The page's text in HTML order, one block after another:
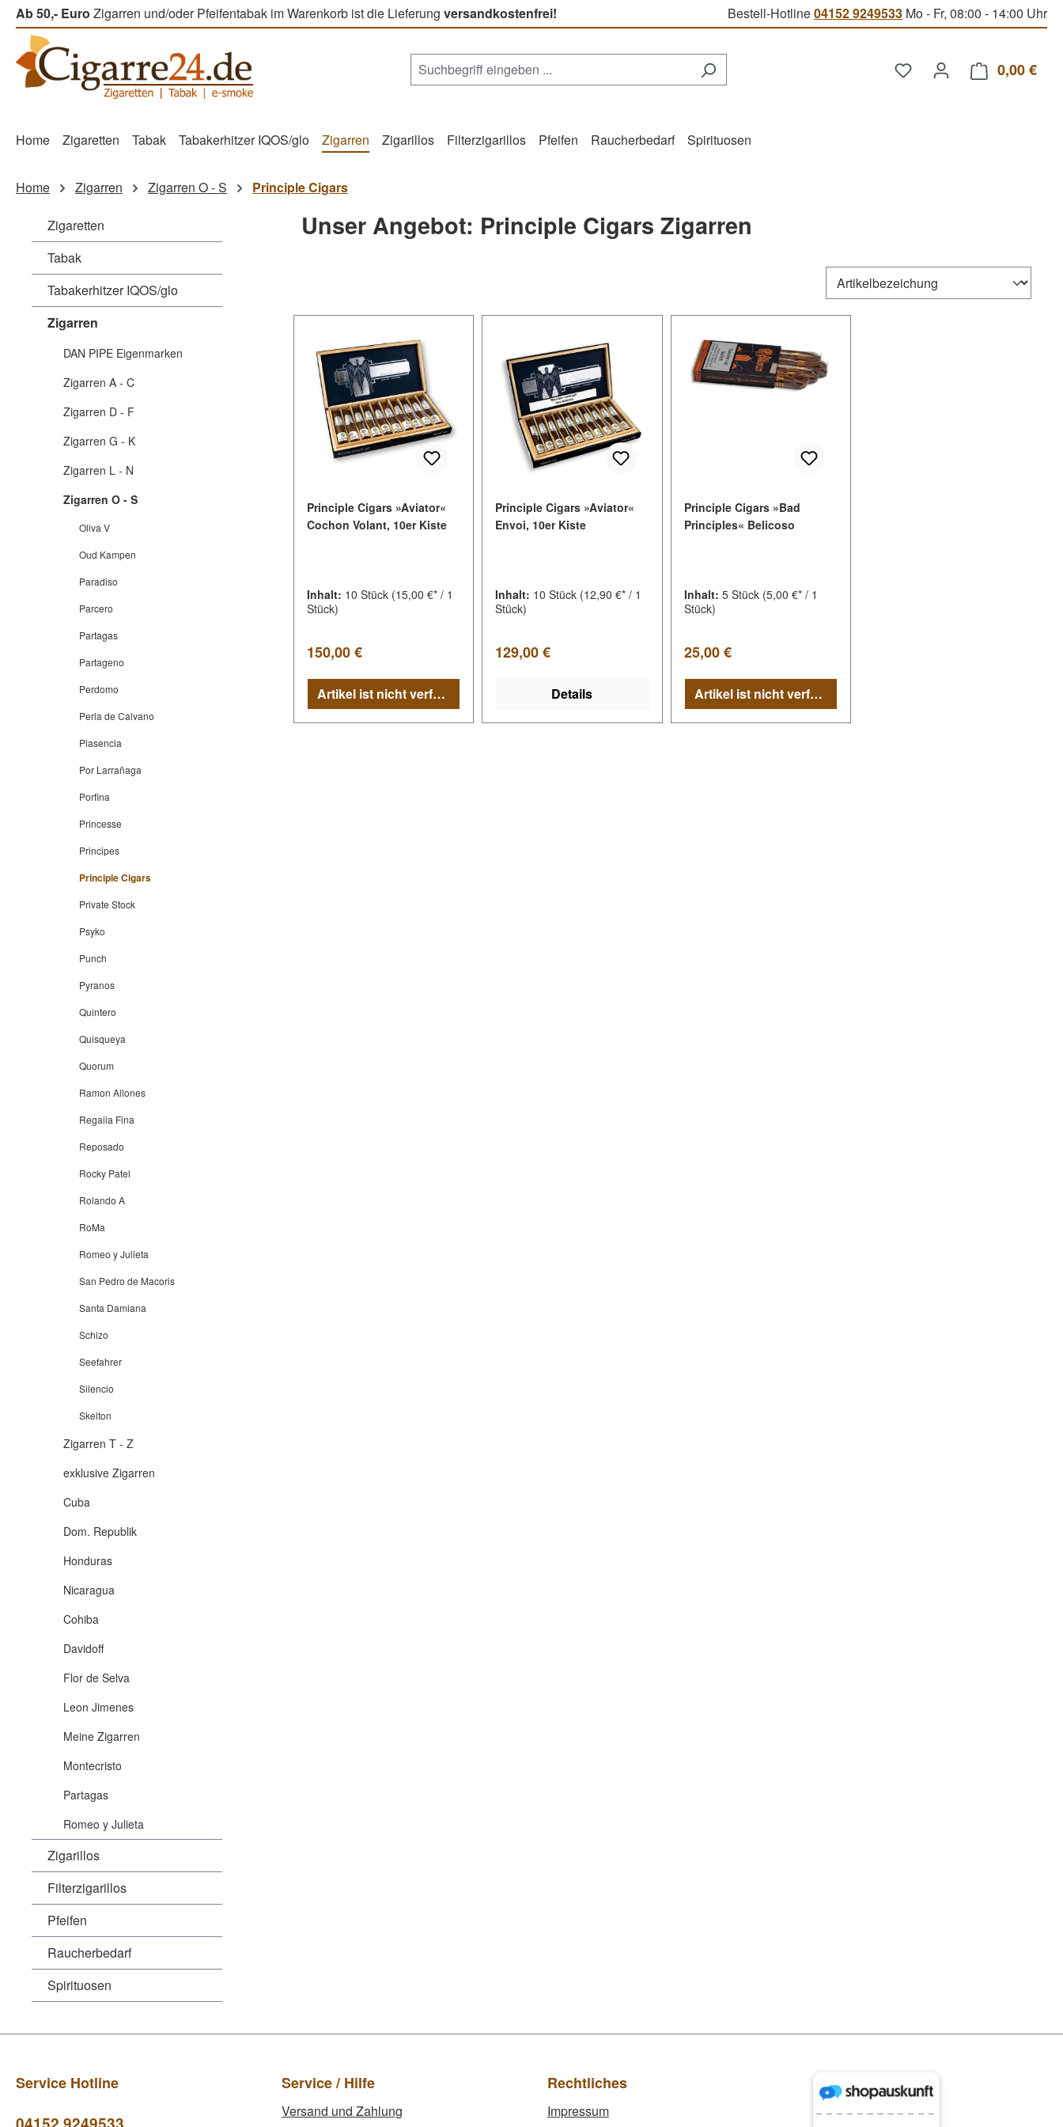
Hauptinhalt springen
Zur Suche springen
Zur Hauptnavigation springen
Ab 50,- Euro Zigarren und/oder Pfeifentabak im Warenkorb ist die Lieferung versandkostenfrei! Bestell-Hotline04152 9249533 Mo - Fr, 08:00 - 14:00 Uhr
Du hast 0 Produkte auf
0,00 €
Home Zigaretten Tabak Tabakerhitzer IQOS/glo Zigarren Zigarillos Filterzigarillos Pfeifen Raucherbedarf Spirituosen
Home Zigarren Zigarren O - S Principle Cigars
Zigaretten
Tabak
Tabakerhitzer IQOS/glo
Zigarren
DAN PIPE Eigenmarken
Zigarren A - C
Zigarren D - F
Zigarren G - K
Zigarren L - N
Zigarren O - S
Oliva V
Oud Kampen
Paradiso
Parcero
Partagas
Partageno
Perdomo
Perla de Calvano
Plasencia
Por Larrañaga
Porfina
Princesse
Principes
Principle Cigars
Private Stock
Psyko
Punch
Pyranos
Quintero
Quisqueya
Quorum
Ramon Allones
Regalia Fina
Reposado
Rocky Patel
Rolando A
RoMa
Romeo y Julieta
San Pedro de Macoris
Santa Damiana
Schizo
Seefahrer
Silencio
Skelton
Zigarren T - Z
exklusive Zigarren
Cuba
Dom. Republik
Honduras
Nicaragua
Cohiba
Davidoff
Flor de Selva
Leon Jimenes
Meine Zigarren
Montecristo
Partagas
Romeo y Julieta
Zigarillos
Filterzigarillos
Pfeifen
Raucherbedarf
Spirituosen
Unser Angebot: Principle Cigars Zigarren
Principle Cigars »Aviator«
Cochon Volant, 10er Kiste
Inhalt: 10 Stück (15,00 €* / 1
Stück)
Regulärer Preis:
150,00 €
Artikel ist nicht verfügbar
Principle Cigars »Aviator«
Envoi, 10er Kiste
Inhalt: 10 Stück (12,90 €* / 1
Stück)
Regulärer Preis:
129,00 €
Details
Principle Cigars »Bad
Principles« Belicoso
Inhalt: 5 Stück (5,00 €* / 1
Stück)
Regulärer Preis:
25,00 €
Artikel ist nicht verfügbar
Service Hotline Service / Hilfe
Versand und Zahlung
Rechtliches
Impressum